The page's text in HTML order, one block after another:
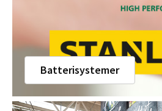
Batterisystemer